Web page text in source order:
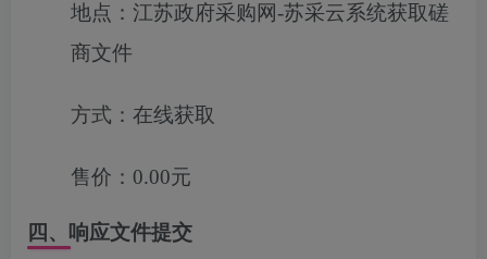
地点： 江苏政府采购网-苏采云系统获取磋
商文件
方式： 在线获取
售价： 0.00元
四、响应文件提交